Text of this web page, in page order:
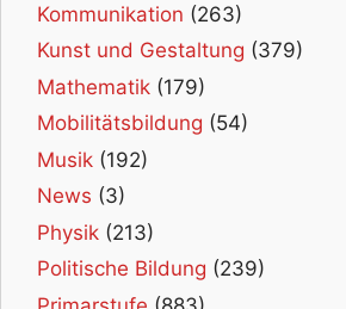
Kommunikation (263)
Kunst und Gestaltung (379)
Mathematik (179)
Mobilitätsbildung (54)
Musik (192)
News (3)
Physik (213)
Politische Bildung (239)